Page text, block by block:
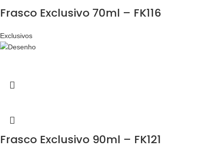
Frasco Exclusivo 70ml – FK116
Exclusivos
Frasco Exclusivo 90ml – FK121